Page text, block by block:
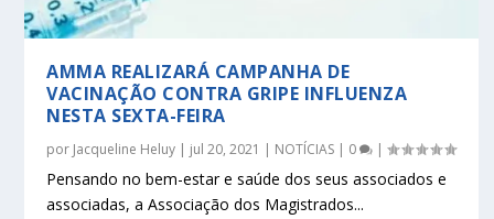
AMMA REALIZARÁ CAMPANHA DE
VACINAÇÃO CONTRA GRIPE INFLUENZA
NESTA SEXTA-FEIRA
por Jacqueline Heluy | jul 20, 2021 | NOTÍCIAS | 0 |
Pensando no bem-estar e saúde dos seus associados e
associadas, a Associação dos Magistrados...